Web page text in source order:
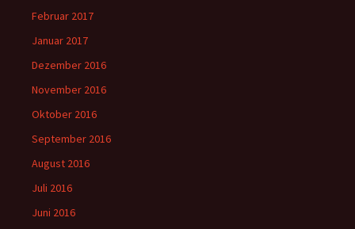
Februar 2017
Januar 2017
Dezember 2016
November 2016
Oktober 2016
September 2016
August 2016
Juli 2016
Juni 2016